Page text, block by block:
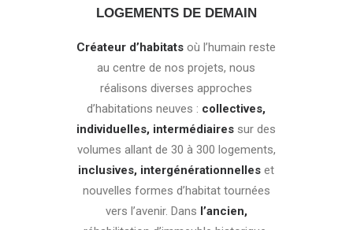
LOGEMENTS DE DEMAIN
Créateur d’habitats où l’humain reste
au centre de nos projets, nous
réalisons diverses approches
d’habitations neuves : collectives,
individuelles, intermédiaires sur des
volumes allant de 30 à 300 logements,
inclusives, intergénérationnelles et
nouvelles formes d’habitat tournées
vers l’avenir. Dans l’ancien,